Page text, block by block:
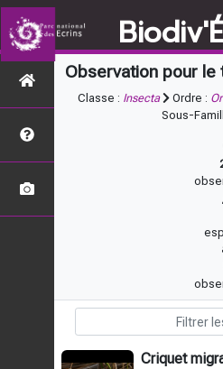
Observation pour le
Classe : Insecta Ordre :
Sous-
Criquet